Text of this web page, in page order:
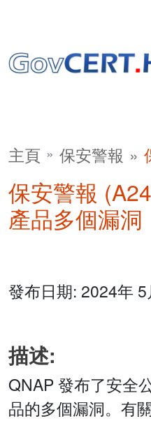
主頁 保安警報
保安警報
產品多個漏洞
發布日期: 2024年 5
描述:
QNAP 發布了安全
品的多個漏洞。有